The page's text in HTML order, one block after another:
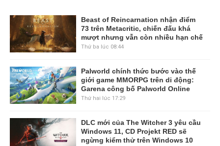
Beast of Reincarnation nhận điểm
73 trên Metacritic, chiến đấu khá
mượt nhưng vẫn còn nhiều hạn chế
Thứ ba lúc 08:44
Palworld chính thức bước vào thế
giới game MMORPG trên di động:
Garena công bố Palworld Online
Thứ hai lúc 17:29
DLC mới của The Witcher 3 yêu cầu
Windows 11, CD Projekt RED sẽ
ngừng kiểm thử trên Windows 10